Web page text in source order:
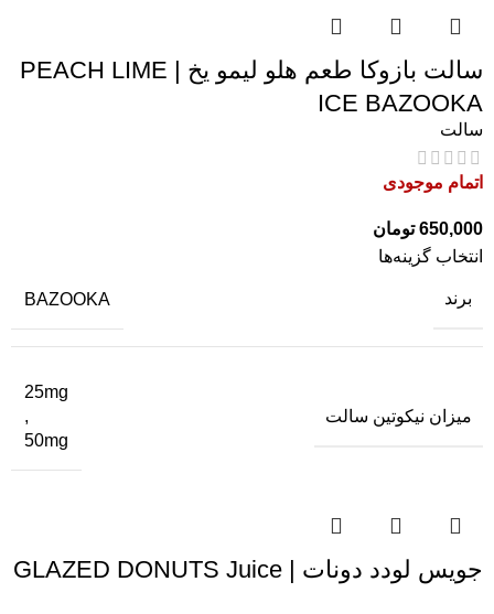
سالت بازوکا طعم هلو لیمو یخ | PEACH LIME
ICE BAZOOKA
سالت
اتمام موجودی
650,000 تومان
انتخاب گزینه‌ها
برند BAZOOKA
میزان نیکوتین سالت
25mg
,
50mg
جویس لودد دونات | GLAZED DONUTS Juice